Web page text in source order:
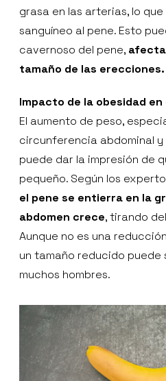
grasa en las arterias, lo
sanguíneo al pene. Esto
cavernoso del pene,
tamaño de las erecciones.
Impacto de la obesidad
El aumento de peso,
circunferencia abdominal y
puede dar la impresión de
pequeño. Según los
el pene se entierra en la
abdomen crece, tirando
Aunque no es una
un tamaño reducido
muchos hombres.